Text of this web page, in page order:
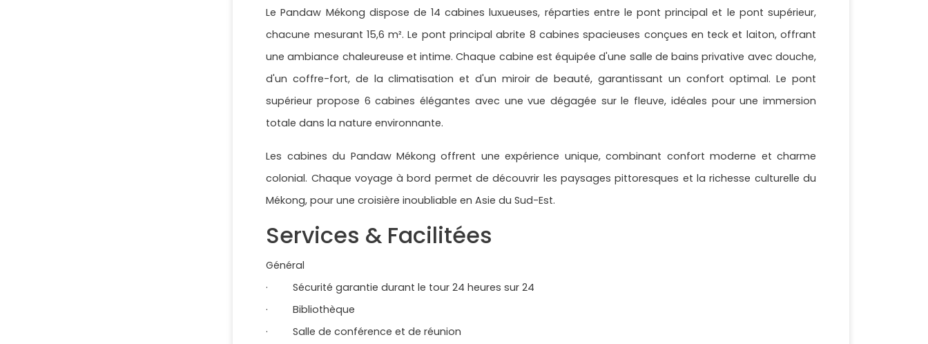
Le Pandaw Mékong dispose de 14 cabines luxueuses, réparties entre le pont principal et le pont supérieur,
chacune mesurant 15,6 m². Le pont principal abrite 8 cabines spacieuses conçues en teck et laiton, offrant
une ambiance chaleureuse et intime. Chaque cabine est équipée d'une salle de bains privative avec douche,
d'un coffre-fort, de la climatisation et d'un miroir de beauté, garantissant un confort optimal. Le pont
supérieur propose 6 cabines élégantes avec une vue dégagée sur le fleuve, idéales pour une immersion
totale dans la nature environnante.
Les cabines du Pandaw Mékong offrent une expérience unique, combinant confort moderne et charme
colonial. Chaque voyage à bord permet de découvrir les paysages pittoresques et la richesse culturelle du
Mékong, pour une croisière inoubliable en Asie du Sud-Est.
Services & Facilitées
Général
· Sécurité garantie durant le tour 24 heures sur 24
· Bibliothèque
· Salle de conférence et de réunion